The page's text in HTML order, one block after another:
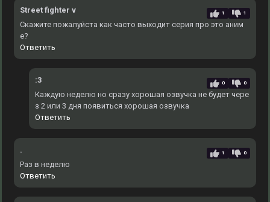
Street fighter v 1 1
Скажите пожалуйста как часто выходит серия про это аним
е?
Ответить
:3 0 0
Каждую неделю но сразу хорошая озвучка не будет чере
з 2 или 3 дня появиться хорошая озвучка
Ответить
. 1 0
Раз в неделю
Ответить